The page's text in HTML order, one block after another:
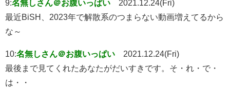
9:名無しさん＠お腹いっぱい
2021.12.24(Fri)
最近BiSH、2023年で解散系のつまらない動画増えてるから
な～
10:名無しさん＠お腹いっぱい
2021.12.24(Fri)
最後まで見てくれたあなたがだいすきです。そ・れ・で・
は・・